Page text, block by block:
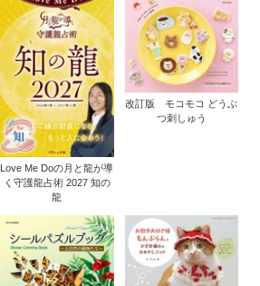
Love Me Doの月と龍が導
く守護龍占術 2027 知の
龍
改訂版 モコモコ どうぶ
つ刺しゅう